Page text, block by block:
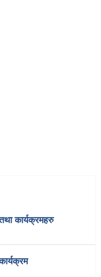
कार्यक्रमहरु